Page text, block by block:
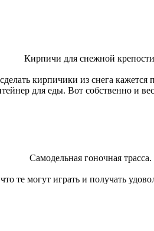
Кирпичи для снежной
кирпичики из снега кажется
для еды. Вот собственно и
Самодельная гоночная трасса.
те могут играть и получать